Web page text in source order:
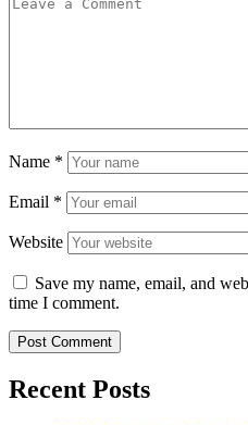
Name *
Email *
Website
Save my name, email, and
time I comment.
Recent Posts